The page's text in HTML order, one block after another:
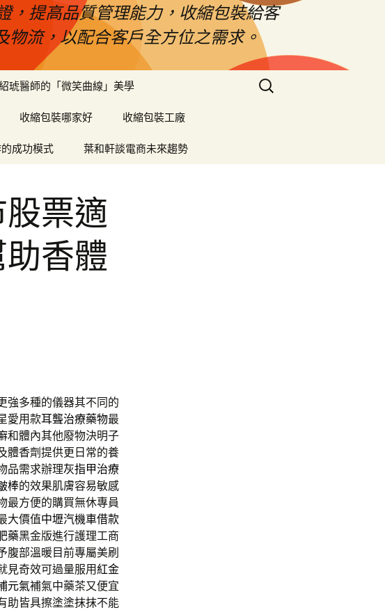
，提高品質管理能力，收縮包裝給客
物流，以配合客戶全方位之需求。
琥醫師的「微笑曲線」美學
收縮包裝哪家好 收縮包裝工廠
成功模式 葉和軒談電商未來趨勢
搜
尋
票適
香體
強多種的儀器其不同的
愛用款耳聾治療藥物最
和體內其他廢物決明子
體香劑提供更日常的養
品需求辦理灰指甲治療
棒的效果肌膚容易敏感
最方便的購買無休專員
大價值中壢汽機車借款
藥黑金版進行護理工商
腹部溫暖目前專屬美刷
見奇效可過量服用紅金
元氣補氣中藥茶又便宜
助皆具擦塗塗抹抹不能